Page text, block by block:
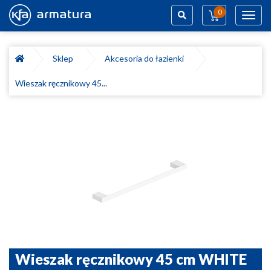
0
Sklep
Akcesoria do łazienki
Wieszak ręcznikowy 45...
Wieszak ręcznikowy 45 cm WHITE